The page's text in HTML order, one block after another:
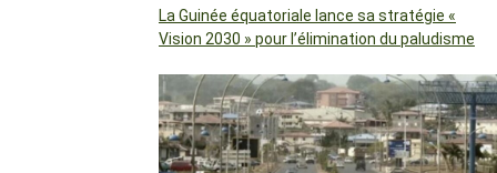
La Guinée équatoriale lance sa stratégie «
Vision 2030 » pour l’élimination du paludisme